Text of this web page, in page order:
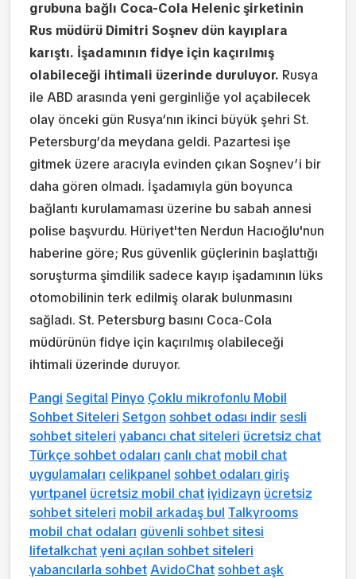
grubuna bağlı Coca-Cola Helenic şirketinin
Rus müdürü Dimitri Soşnev dün kayıplara
karıştı. İşadamının fidye için kaçırılmış
olabileceği ihtimali üzerinde duruluyor. Rusya
ile ABD arasında yeni gerginliğe yol açabilecek
olay önceki gün Rusya’nın ikinci büyük şehri St.
Petersburg’da meydana geldi. Pazartesi işe
gitmek üzere aracıyla evinden çıkan Soşnev’i bir
daha gören olmadı. İşadamıyla gün boyunca
bağlantı kurulamaması üzerine bu sabah annesi
polise başvurdu. Hüriyet'ten Nerdun Hacıoğlu'nun
haberine göre; Rus güvenlik güçlerinin başlattığı
soruşturma şimdilik sadece kayıp işadamının lüks
otomobilinin terk edilmiş olarak bulunmasını
sağladı. St. Petersburg basını Coca-Cola
müdürünün fidye için kaçırılmış olabileceği
ihtimali üzerinde duruyor.
Pangi Segital Pinyo Çoklu mikrofonlu Mobil
Sohbet Siteleri Setgon sohbet odası indirsesli
sohbet siteleri yabancı chat siteleri ücretsiz chat
Türkçe sohbet odaları canlı chat mobil chat
uygulamaları celikpanel sohbet odaları giriş
yurtpanel ücretsiz mobil chat iyidizayn ücretsiz
sohbet siteleri mobil arkadaş bul Talkyrooms
mobil chat odaları güvenli sohbet sitesi
lifetalkchatyeni açılan sohbet siteleri
yabancılarla sohbetAvidoChatsohbet aşk